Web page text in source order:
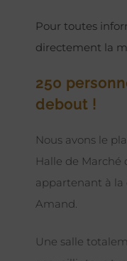
Pour toutes
directement la
250
debout !
Nous avons le
Halle de Marché
appartenant à la
Amand.
Une salle